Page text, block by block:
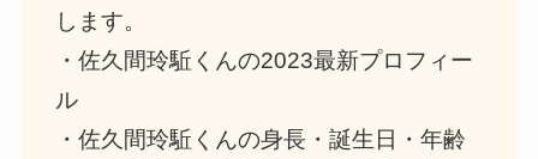
します。
・佐久間玲駈くんの2023最新プロフィー
ル
・佐久間玲駈くんの身長・誕生日・年齢